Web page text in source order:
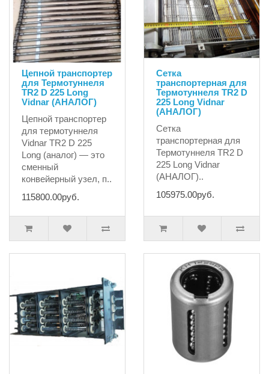
Цепной транспортер
для Термотуннеля
TR2 D 225 Long
Vidnar (АНАЛОГ)
Цепной транспортер
для термотуннеля
Vidnar TR2 D 225
Long (аналог) — это
сменный
конвейерный узел, п..
115800.00руб.
Сетка
транспортерная для
Термотуннеля TR2 D
225 Long Vidnar
(АНАЛОГ)
Сетка
транспортерная для
Термотуннеля TR2 D
225 Long Vidnar
(АНАЛОГ)..
105975.00руб.